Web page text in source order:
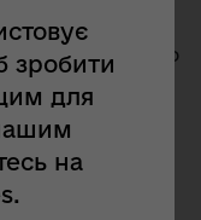
цих
відповідно до
реєстр
бази
роботи з
АІТС
зробити
для
на